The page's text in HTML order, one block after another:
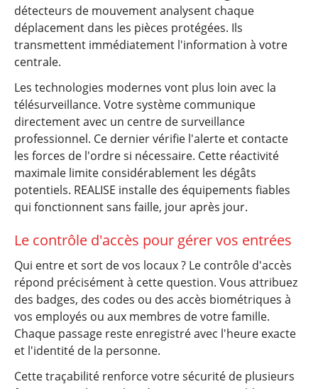
détecteurs de mouvement analysent chaque
déplacement dans les pièces protégées. Ils
transmettent immédiatement l'information à votre
centrale.
Les technologies modernes vont plus loin avec la
télésurveillance. Votre système communique
directement avec un centre de surveillance
professionnel. Ce dernier vérifie l'alerte et contacte
les forces de l'ordre si nécessaire. Cette réactivité
maximale limite considérablement les dégâts
potentiels. REALISE installe des équipements fiables
qui fonctionnent sans faille, jour après jour.
Le contrôle d'accès pour gérer vos entrées
Qui entre et sort de vos locaux ? Le contrôle d'accès
répond précisément à cette question. Vous attribuez
des badges, des codes ou des accès biométriques à
vos employés ou aux membres de votre famille.
Chaque passage reste enregistré avec l'heure exacte
et l'identité de la personne.
Cette traçabilité renforce votre sécurité de plusieurs